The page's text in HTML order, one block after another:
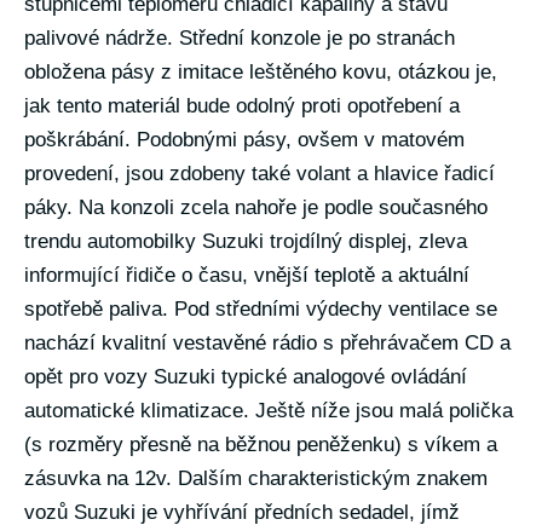
palivové nádrže. Střední konzole je po stranách
obložena pásy z imitace leštěného kovu, otázkou je,
jak tento materiál bude odolný proti opotřebení a
poškrábání. Podobnými pásy, ovšem v matovém
provedení, jsou zdobeny také volant a hlavice řadicí
páky. Na konzoli zcela nahoře je podle současného
trendu automobilky Suzuki trojdílný displej, zleva
informující řidiče o času, vnější teplotě a aktuální
spotřebě paliva. Pod středními výdechy ventilace se
nachází kvalitní vestavěné rádio s přehrávačem CD a
opět pro vozy Suzuki typické analogové ovládání
automatické klimatizace. Ještě níže jsou malá polička
(s rozměry přesně na běžnou peněženku) s víkem a
zásuvka na 12v. Dalším charakteristickým znakem
vozů Suzuki je vyhřívání předních sedadel, jímž